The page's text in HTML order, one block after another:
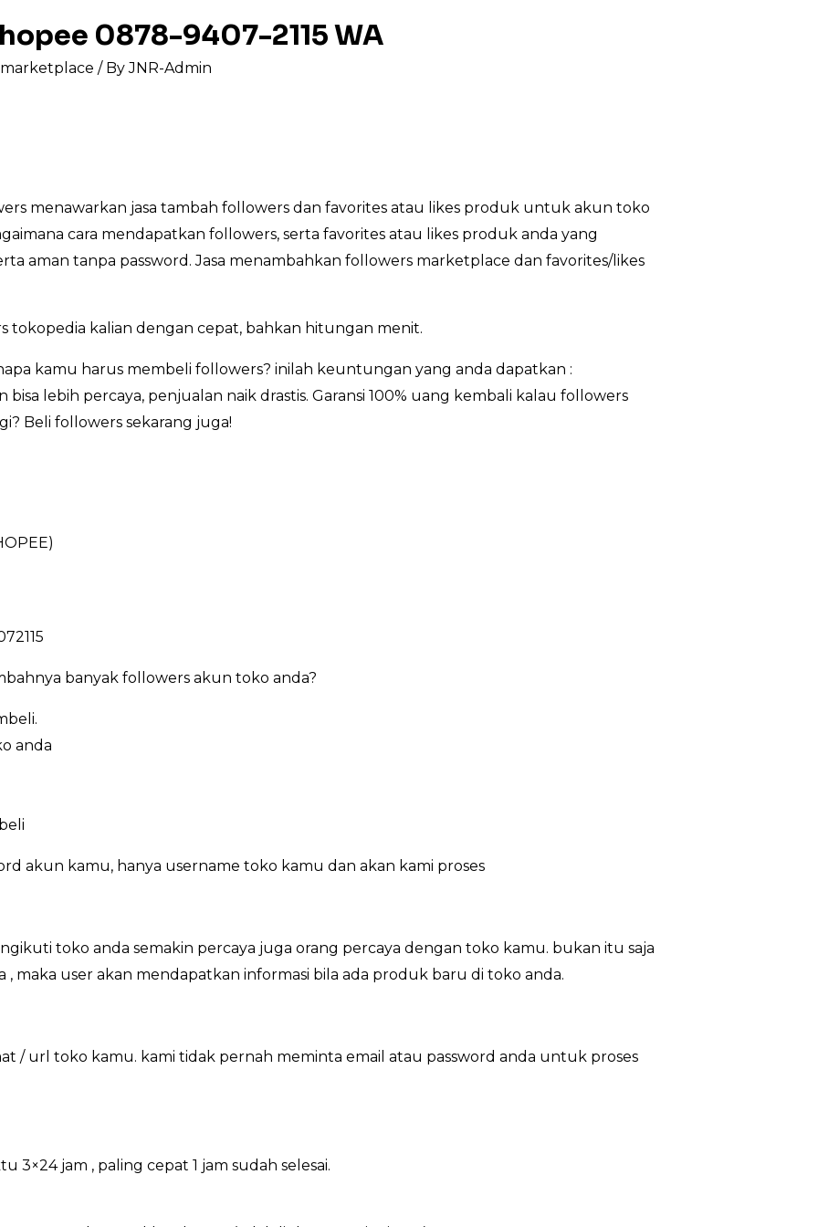
0878-9407-2115 WA
/ ByJNR-Admin
menawarkan jasa tambah followers dan favorites atau likes produk untuk akun toko
cara mendapatkan followers, serta favorites atau likes produk anda yang
aman tanpa password. Jasa menambahkan followers marketplace dan favorites/likes
tokopedia kalian dengan cepat, bahkan hitungan menit.
kamu harus membeli followers? inilah keuntungan yang anda dapatkan :
lebih percaya, penjualan naik drastis. Garansi 100% uang kembali kalau followers
Beli followers sekarang juga!
banyak followers akun toko anda?
anda
akun kamu, hanya username toko kamu dan akan kami proses
toko anda semakin percaya juga orang percaya dengan toko kamu. bukan itu saja
maka user akan mendapatkan informasi bila ada produk baru di toko anda.
/ url toko kamu. kami tidak pernah meminta email atau password anda untuk proses
jam , paling cepat 1 jam sudah selesai.